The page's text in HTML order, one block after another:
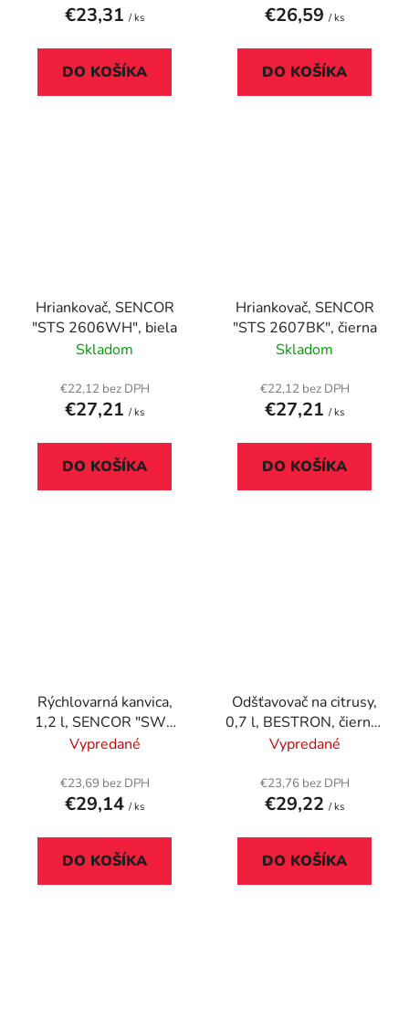
€23,31 / ks
DO KOŠÍKA
€26,59 / ks
DO KOŠÍKA
Hriankovač, SENCOR
"STS 2606WH", biela
Skladom
€22,12 bez DPH
€27,21 / ks
DO KOŠÍKA
Hriankovač, SENCOR
"STS 2607BK", čierna
Skladom
€22,12 bez DPH
€27,21 / ks
DO KOŠÍKA
Rýchlovarná kanvica,
1,2 l, SENCOR "SWK
1231BK", nerezová
Vypredané
€23,69 bez DPH
€29,14 / ks
DO KOŠÍKA
Odšťavovač na citrusy,
0,7 l, BESTRON, čierna-
nerez
Vypredané
€23,76 bez DPH
€29,22 / ks
DO KOŠÍKA